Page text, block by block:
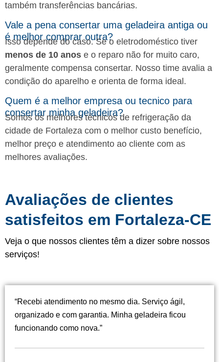
também transferências bancárias.
Vale a pena consertar uma geladeira antiga ou
é melhor comprar outra?
Isso depende do caso. Se o eletrodoméstico tiver
menos de 10 anos e o reparo não for muito caro,
geralmente compensa consertar. Nosso time avalia a
condição do aparelho e orienta de forma ideal.
Quem é a melhor empresa ou tecnico para
consertar minha geladeira?
Somos os melhores técnicos de refrigeração da
cidade de Fortaleza com o melhor custo benefício,
melhor preço e atendimento ao cliente com as
melhores avaliações.
Avaliações de clientes
satisfeitos em Fortaleza-CE
Veja o que nossos clientes têm a dizer sobre nossos
serviços!
“Recebi atendimento no mesmo dia. Serviço ágil,
organizado e com garantia. Minha geladeira ficou
funcionando como nova.”